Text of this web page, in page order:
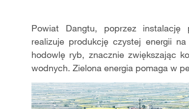
Powiat Dangtu, poprzez instalację
realizuje produkcję czystej energii
hodowlę ryb, znacznie zwiększając
wodnych. Zielona energia pomaga w